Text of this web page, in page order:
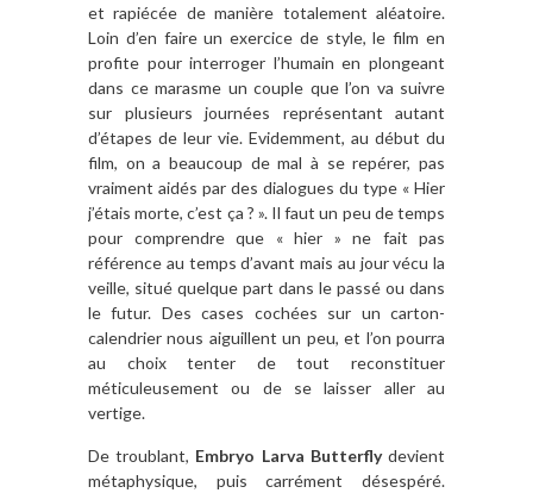
et rapiécée de manière totalement aléatoire.
Loin d’en faire un exercice de style, le film en
profite pour interroger l’humain en plongeant
dans ce marasme un couple que l’on va suivre
sur plusieurs journées représentant autant
d’étapes de leur vie. Evidemment, au début du
film, on a beaucoup de mal à se repérer, pas
vraiment aidés par des dialogues du type « Hier
j’étais morte, c’est ça ? ». Il faut un peu de temps
pour comprendre que « hier » ne fait pas
référence au temps d’avant mais au jour vécu la
veille, situé quelque part dans le passé ou dans
le futur. Des cases cochées sur un carton-
calendrier nous aiguillent un peu, et l’on pourra
au choix tenter de tout reconstituer
méticuleusement ou de se laisser aller au
vertige.
De troublant, Embryo Larva Butterflydevient
métaphysique, puis carrément désespéré.